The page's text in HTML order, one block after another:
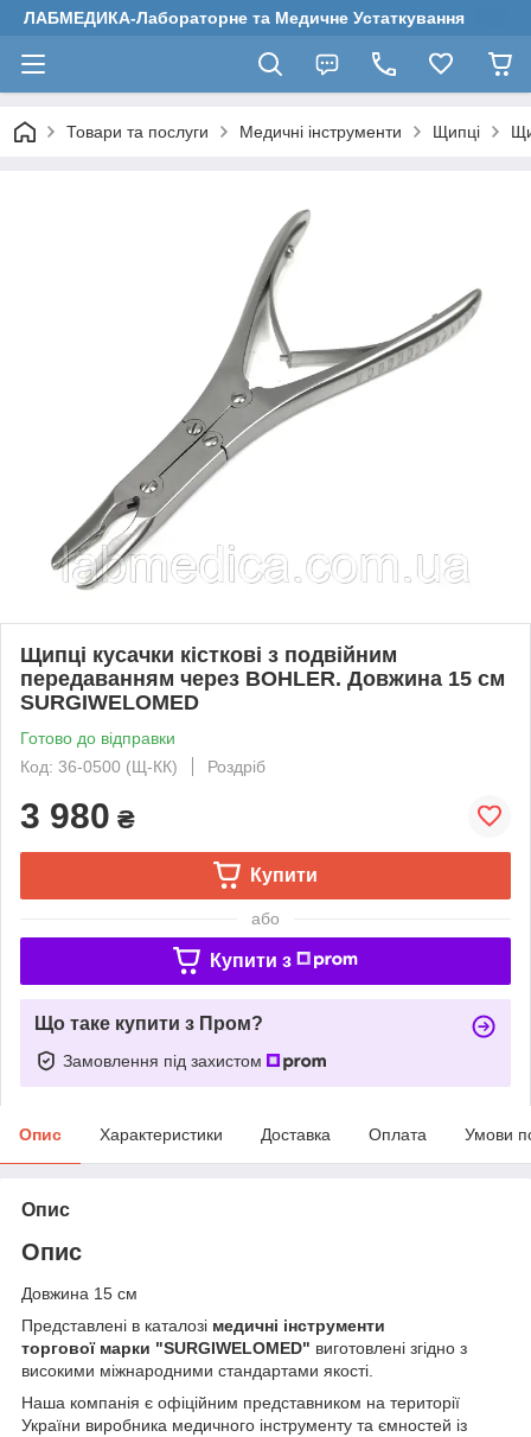
ЛАБМЕДИКА-Лабораторне та Медичне Устаткування
Товари та послуги Медичні інструменти Щипці
Щипці кусачки кісткові з подвійним
передаванням через BOHLER. Довжина 15 см
SURGIWELOMED
Готово до відправки
Код: 36-0500 (Щ-КК)
Роздріб
3 980 ₴
Купити
або
Купити з
Що таке купити з Пром?
Замовлення під захистом
Опис Характеристики Доставка Оплата Умови
Опис
Опис
Довжина 15 см
Представлені в каталозі медичні інструменти
торгової марки "SURGIWELOMED" виготовлені згідно з
високими міжнародними стандартами якості.
Наша компанія є офіційним представником на території
України виробника медичного інструменту та ємностей із